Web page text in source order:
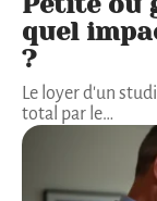
quel
?
Le loyer d'un
total par le…